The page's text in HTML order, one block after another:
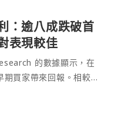
：逾八成跌破首
表現較佳
的數據顯示，在
買家帶來回報。相較之
市的代幣在整體表現上明
競爭對手。⋯